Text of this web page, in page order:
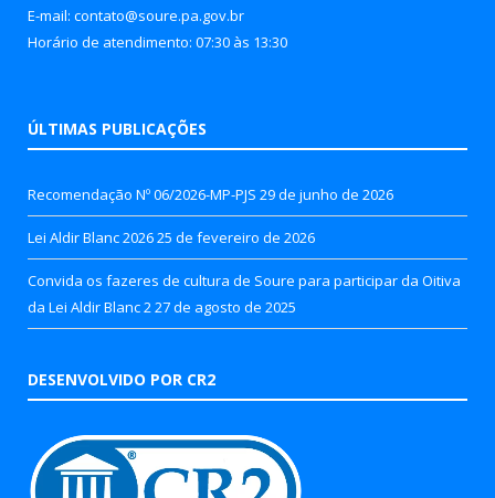
E-mail: contato@soure.pa.gov.br
Horário de atendimento: 07:30 às 13:30
ÚLTIMAS PUBLICAÇÕES
Recomendação Nº 06/2026-MP-PJS 29 de junho de 2026
Lei Aldir Blanc 202625 de fevereiro de 2026
Convida os fazeres de cultura de Soure para participar da Oitiva
da Lei Aldir Blanc 2 27 de agosto de 2025
DESENVOLVIDO POR CR2